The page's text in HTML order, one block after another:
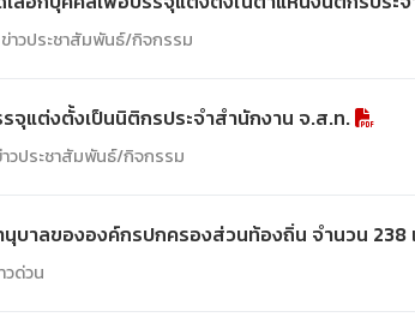
ข่าวประชาสัมพันธ์/กิจกรรม
จุแต่งตั้งเป็นนิติกรประจำสำนักงาน จ.ส.ท.
าวประชาสัมพันธ์/กิจกรรม
บาลขององค์กรปกครองส่วนท้องถิ่น จำนวน
วด่วน